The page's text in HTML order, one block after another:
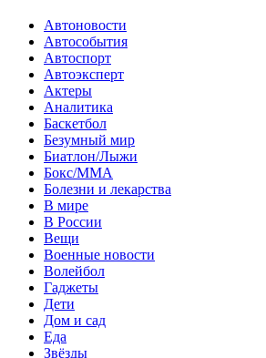
Автоновости
Автособытия
Автоспорт
Автоэксперт
Актеры
Аналитика
Баскетбол
Безумный мир
Биатлон/Лыжи
Бокс/MMA
Болезни и лекарства
В мире
В России
Вещи
Военные новости
Волейбол
Гаджеты
Дети
Дом и сад
Еда
Звёзды